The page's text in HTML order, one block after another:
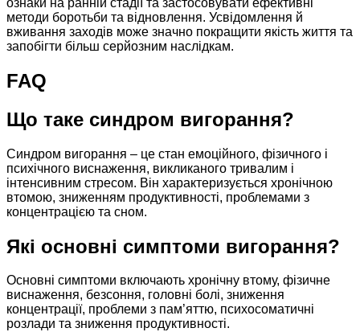
методи боротьби та відновлення. Усвідомлення й
вживання заходів може значно покращити якість життя та
запобігти більш серйозним наслідкам.
FAQ
Що таке синдром вигорання?
Синдром вигорання – це стан емоційного, фізичного і
психічного виснаження, викликаного тривалим і
інтенсивним стресом. Він характеризується хронічною
втомою, зниженням продуктивності, проблемами з
концентрацією та сном.
Які основні симптоми вигорання?
Основні симптоми включають хронічну втому, фізичне
виснаження, безсоння, головні болі, зниження
концентрації, проблеми з пам’яттю, психосоматичні
розлади та зниження продуктивності.